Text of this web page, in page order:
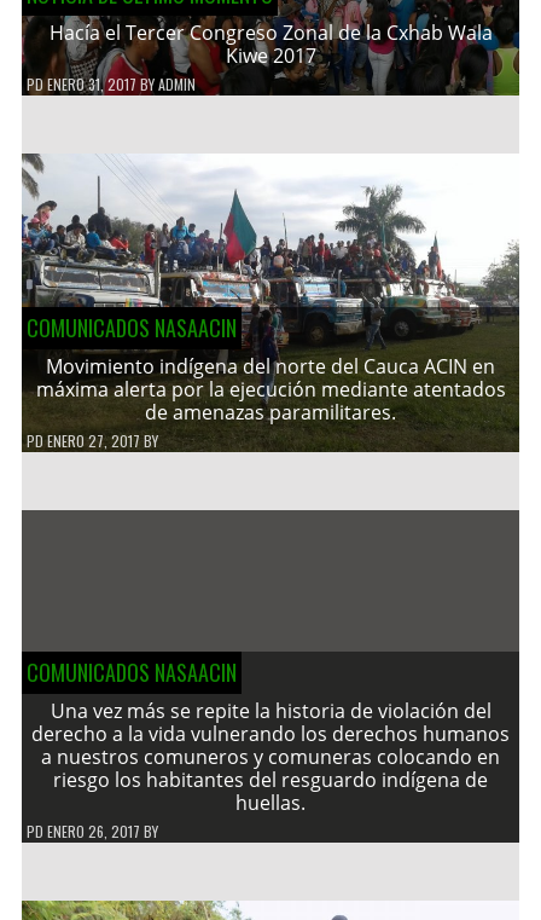
Hacía el Tercer Congreso Zonal de la Cxhab Wala
Kiwe 2017
PDENERO 31, 2017 BYADMIN
COMUNICADOS NASAACIN
Movimiento indígena del norte del Cauca ACIN en
máxima alerta por la ejecución mediante atentados
de amenazas paramilitares.
PDENERO 27, 2017 BY
COMUNICADOS NASAACIN
Una vez más se repite la historia de violación del
derecho a la vida vulnerando los derechos humanos
a nuestros comuneros y comuneras colocando en
riesgo los habitantes del resguardo indígena de
huellas.
PD ENERO 26, 2017 BY